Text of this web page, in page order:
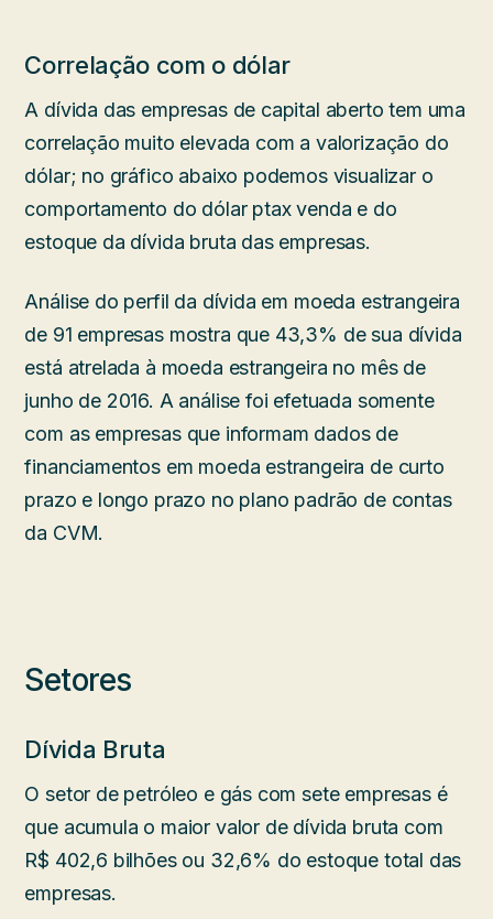
Correlação com o dólar
A dívida das empresas de capital aberto tem uma
correlação muito elevada com a valorização do
dólar; no gráfico abaixo podemos visualizar o
comportamento do dólar ptax venda e do
estoque da dívida bruta das empresas.
Análise do perfil da dívida em moeda estrangeira
de 91 empresas mostra que 43,3% de sua dívida
está atrelada à moeda estrangeira no mês de
junho de 2016. A análise foi efetuada somente
com as empresas que informam dados de
financiamentos em moeda estrangeira de curto
prazo e longo prazo no plano padrão de contas
da CVM.
Setores
Dívida Bruta
O setor de petróleo e gás com sete empresas é
que acumula o maior valor de dívida bruta com
R$ 402,6 bilhões ou 32,6% do estoque total das
empresas.